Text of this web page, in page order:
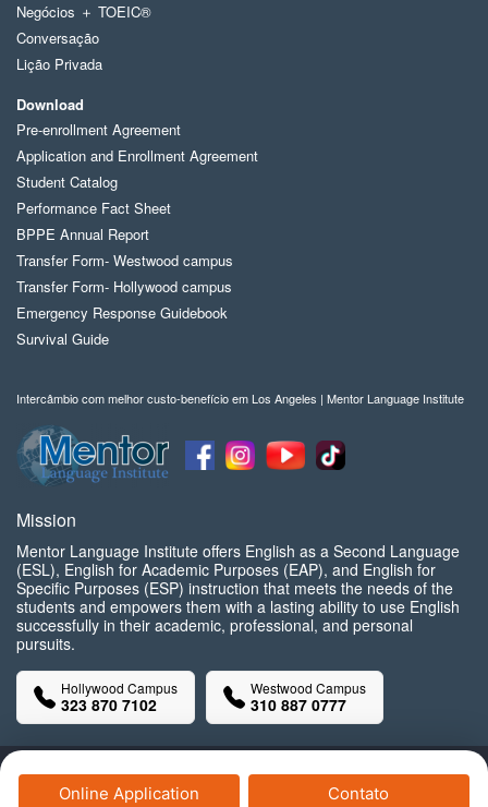
Online Application Contato
Negócios ＋ TOEIC®
Conversação
Lição Privada
Download
Pre-enrollment Agreement
Application and Enrollment Agreement
Student Catalog
Performance Fact Sheet
BPPE Annual Report
Transfer Form- Westwood campus
Transfer Form- Hollywood campus
Emergency Response Guidebook
Survival Guide
Intercâmbio com melhor custo-benefício em Los Angeles | Mentor Language Institute
Mission
Mentor Language Institute offers English as a Second Language
(ESL), English for Academic Purposes (EAP), and English for
Specific Purposes (ESP) instruction that meets the needs of the
students and empowers them with a lasting ability to use English
successfully in their academic, professional, and personal
pursuits.
Hollywood Campus
323 870 7102
Westwood Campus
310 887 0777